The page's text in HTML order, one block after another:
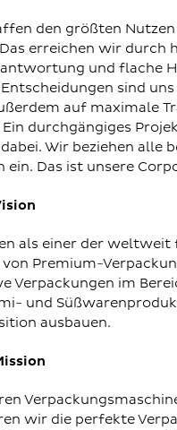
den größten
erreichen wir durch
und flache
sind
auf maximale
durchgängiges
Wir beziehen alle
ein. Das ist unsere
als einer der weltweit
Premium-
Verpackungen im
und
ausbauen.
wir die perfekte